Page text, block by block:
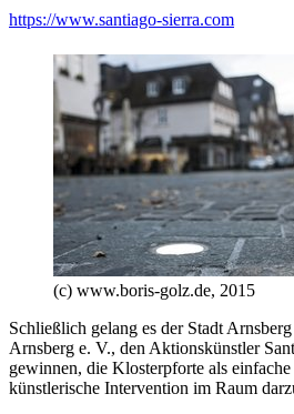
https://www.santiago-sierra.com
(c) www.boris-golz.de, 2015
Schließlich gelang es der Stadt
Arnsberg e. V., den Aktionskünstler
gewinnen, die Klosterpforte als
künstlerische Intervention im Raum